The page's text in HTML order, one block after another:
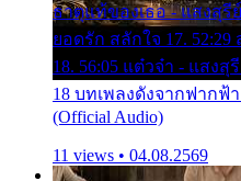
ธาตุแท้ของเธอ - แสงสุรี
ยอดรัก สลักใจ 17.
18. 56:05 แต๋วจ๋า - แสงสุ
18 บทเพลงดังจากฟากฟ้
(Official Audio)
11 views • 04.08.2569